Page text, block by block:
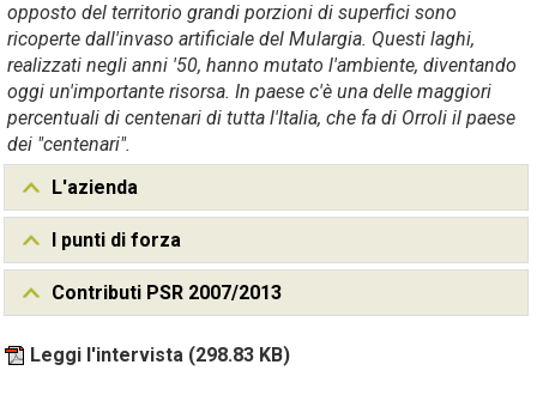
opposto del territorio grandi porzioni di superfici sono
ricoperte dall'invaso artificiale del Mulargia. Questi laghi,
realizzati negli anni '50, hanno mutato l'ambiente, diventando
oggi un'importante risorsa. In paese c'è una delle maggiori
percentuali di centenari di tutta l'Italia, che fa di Orroli il paese
dei "centenari".
L'azienda
I punti di forza
Contributi PSR 2007/2013
Leggi l'intervista (298.83 KB)